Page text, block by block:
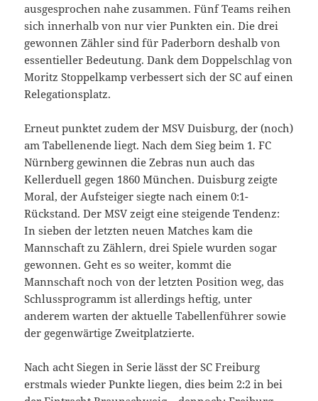
ausgesprochen nahe zusammen. Fünf Teams reihen
sich innerhalb von nur vier Punkten ein. Die drei
gewonnen Zähler sind für Paderborn deshalb von
essentieller Bedeutung. Dank dem Doppelschlag von
Moritz Stoppelkamp verbessert sich der SC auf einen
Relegationsplatz.
Erneut punktet zudem der MSV Duisburg, der (noch)
am Tabellenende liegt. Nach dem Sieg beim 1. FC
Nürnberg gewinnen die Zebras nun auch das
Kellerduell gegen 1860 München. Duisburg zeigte
Moral, der Aufsteiger siegte nach einem 0:1-
Rückstand. Der MSV zeigt eine steigende Tendenz:
In sieben der letzten neuen Matches kam die
Mannschaft zu Zählern, drei Spiele wurden sogar
gewonnen. Geht es so weiter, kommt die
Mannschaft noch von der letzten Position weg, das
Schlussprogramm ist allerdings heftig, unter
anderem warten der aktuelle Tabellenführer sowie
der gegenwärtige Zweitplatzierte.
Nach acht Siegen in Serie lässt der SC Freiburg
erstmals wieder Punkte liegen, dies beim 2:2 in bei